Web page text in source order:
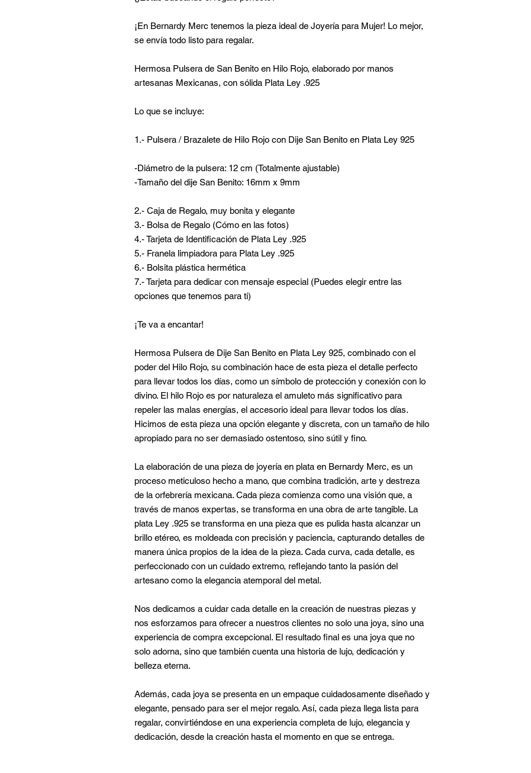
¡En Bernardy Merc tenemos la pieza ideal de Joyería para Mujer! Lo mejor,
se envía todo listo para regalar.
Hermosa Pulsera de San Benito en Hilo Rojo, elaborado por manos
artesanas Mexicanas, con sólida Plata Ley .925
Lo que se incluye:
1.- Pulsera / Brazalete de Hilo Rojo con Dije San Benito en Plata Ley 925
-Diámetro de la pulsera: 12 cm (Totalmente ajustable)
-Tamaño del dije San Benito: 16mm x 9mm
2.- Caja de Regalo, muy bonita y elegante
3.- Bolsa de Regalo (Cómo en las fotos)
4.- Tarjeta de Identificación de Plata Ley .925
5.- Franela limpiadora para Plata Ley .925
6.- Bolsita plástica hermética
7.- Tarjeta para dedicar con mensaje especial (Puedes elegir entre las
opciones que tenemos para ti)
¡Te va a encantar!
Hermosa Pulsera de Dije San Benito en Plata Ley 925, combinado con el
poder del Hilo Rojo, su combinación hace de esta pieza el detalle perfecto
para llevar todos los días, como un símbolo de protección y conexión con lo
divino. El hilo Rojo es por naturaleza el amuleto más significativo para
repeler las malas energías, el accesorio ideal para llevar todos los días.
Hicimos de esta pieza una opción elegante y discreta, con un tamaño de hilo
apropiado para no ser demasiado ostentoso, sino sútil y fino.
La elaboración de una pieza de joyería en plata en Bernardy Merc, es un
proceso meticuloso hecho a mano, que combina tradición, arte y destreza
de la orfebrería mexicana. Cada pieza comienza como una visión que, a
través de manos expertas, se transforma en una obra de arte tangible. La
plata Ley .925 se transforma en una pieza que es pulida hasta alcanzar un
brillo etéreo, es moldeada con precisión y paciencia, capturando detalles de
manera única propios de la idea de la pieza. Cada curva, cada detalle, es
perfeccionado con un cuidado extremo, reflejando tanto la pasión del
artesano como la elegancia atemporal del metal.
Nos dedicamos a cuidar cada detalle en la creación de nuestras piezas y
nos esforzamos para ofrecer a nuestros clientes no solo una joya, sino una
experiencia de compra excepcional. El resultado final es una joya que no
solo adorna, sino que también cuenta una historia de lujo, dedicación y
belleza eterna.
Además, cada joya se presenta en un empaque cuidadosamente diseñado y
elegante, pensado para ser el mejor regalo. Así, cada pieza llega lista para
regalar, convirtiéndose en una experiencia completa de lujo, elegancia y
dedicación, desde la creación hasta el momento en que se entrega.